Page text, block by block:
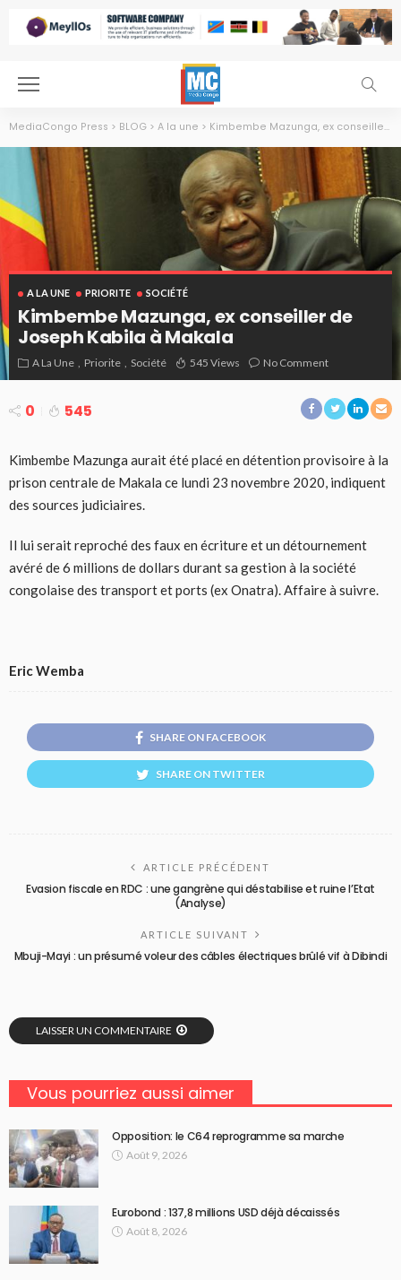
MediaCongo Press > BLOG > A la une > Kimbembe Mazunga, ex conseiller de Joseph Kabila à Makala
A LA UNE PRIORITE SOCIÉTÉ
Kimbembe Mazunga, ex conseiller de
Joseph Kabila à Makala
A La Une Priorite Société 545 Views No CommentKimbembe Mazunga
0 545
Kimbembe Mazunga aurait été placé en détention provisoire à la
prison centrale de Makala ce lundi 23 novembre 2020, indiquent
des sources judiciaires.
Il lui serait reproché des faux en écriture et un détournement
avéré de 6 millions de dollars durant sa gestion à la société
congolaise des transport et ports (ex Onatra). Affaire à suivre.
Eric Wemba
SHARE ON FACEBOOK
SHARE ON TWITTER
ARTICLE PRÉCÉDENT
Evasion fiscale en RDC : une gangrène qui déstabilise et ruine l’Etat
(Analyse)
ARTICLE SUIVANT
Mbuji-Mayi : un présumé voleur des câbles électriques brûlé vif à Dibindi
LAISSER UN COMMENTAIRE
Vous pourriez aussi aimer
Opposition: le C64 reprogramme sa marche
Août 9, 2026
Eurobond : 137,8 millions USD déjà décaissés
Août 8, 2026